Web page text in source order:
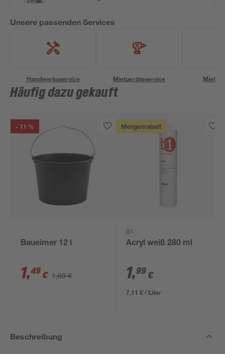
Unsere passenden Services
Handwerksservice Mietgeräteservice
Häufig dazu gekauft
- 11 %
Baueimer 12 l
1,49 € 1,69 €
Mengenrabatt
B1
Acryl weiß 280 ml
1,99 €
7,11 € / Liter
Beschreibung